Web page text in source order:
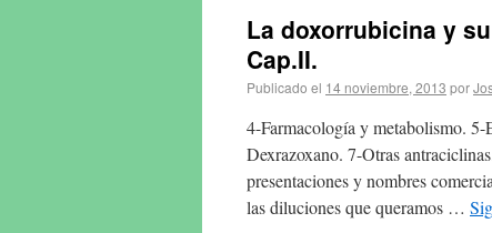
La doxorrubicina y
Cap.II.
Publicado el 14 noviembre, 2013 por
4-Farmacología y metabolismo.
Dexrazoxano. 7-Otras
presentaciones y nombres
las diluciones que queramos …